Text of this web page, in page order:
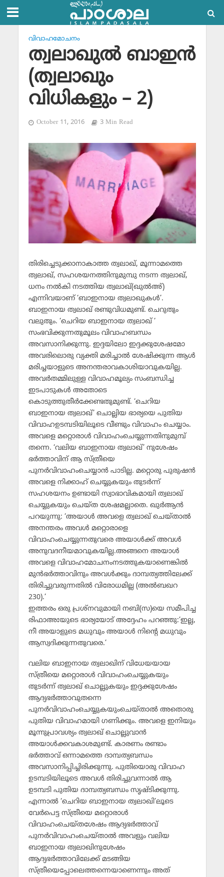
വിവാഹമോചനം
ത്വലാഖുല്‍ ബാഇന്‍
(ത്വലാഖും
വിധികളും – 2)
October 11, 2016 3 Min Read
തിരിച്ചെടുക്കാനാകാത്ത ത്വലാഖ്, മൂന്നാമത്തെ
ത്വലാഖ്, സഹശയനത്തിനുമുമ്പു നടന്ന ത്വലാഖ്,
ധനം നല്‍കി നടത്തിയ ത്വലാഖ്(ഖുല്‍അ്)
എന്നിവയാണ് ‘ബാഇനായ ത്വലാഖുകള്‍’.
ബാഇനായ ത്വലാഖ് രണ്ടുവിധമുണ്ട്. ചെറുതും
വലുതും. ‘ചെറിയ ബാഇനായ ത്വലാഖ് ‘
സംഭവിക്കുന്നതുമൂലം വിവാഹബന്ധം
അവസാനിക്കുന്നു. ഇദ്ദയിലോ ഇദ്ദക്കുശേഷമോ
അവരിലൊരു വ്യക്തി മരിച്ചാല്‍ ശേഷിക്കുന്ന ആള്‍
മരിച്ചയാളുടെ അനന്തരാവകാശിയാവുകയില്ല.
അവര്‍തമ്മിലുള്ള വിവാഹമൂല്യം സംബന്ധിച്ച
ഇടപാടുകള്‍ അതോടെ
കൊടുത്തുതീര്‍ക്കേണ്ടതുമുണ്ട്. ‘ചെറിയ
ബാഇനായ ത്വലാഖ്’ ചൊല്ലിയ ഭാര്യയെ പുതിയ
വിവാഹഉടമ്പടിയിലൂടെ വീണ്ടും വിവാഹം ചെയ്യാം.
അവളെ മറ്റൊരാള്‍ വിവാഹംചെയ്യുന്നതിനുമുമ്പ്
തന്നെ. ‘വലിയ ബാഇനായ ത്വലാഖ്’ നുശേഷം
ഭര്‍ത്താവിന് ആ സ്ത്രീയെ
പുനര്‍വിവാഹംചെയ്യാന്‍ പാടില്ല. മറ്റൊരു പുരുഷന്‍
അവളെ നിക്കാഹ് ചെയ്യുകയും തുടര്‍ന്ന്
സഹശയനം ഉണ്ടായി സ്വാഭാവികമായി ത്വലാഖ്
ചെയ്യുകയും ചെയ്ത ശേഷമല്ലാതെ. ഖുര്‍ആന്‍
പറയുന്നു: ‘അയാള്‍ അവളെ ത്വലാഖ് ചെയ്താല്‍
അനന്തരം അവള്‍ മറ്റൊരാളെ
വിവാഹംചെയ്യുന്നതുവരെ അയാള്‍ക്ക് അവള്‍
അനുവദനീയമാവുകയില്ല.അങ്ങനെ അയാള്‍
അവളെ വിവാഹമോചനംനടത്തുകയാണെങ്കില്‍
മുന്‍ഭര്‍ത്താവിനും അവള്‍ക്കും ദാമ്പത്യത്തിലേക്ക്
തിരിച്ചുവരുന്നതില്‍ വിരോധമില്ല (അല്‍ബഖറ
230).’
ഇത്തരം ഒരു പ്രശ്‌നവുമായി നബി(സ)യെ സമീപിച്ച
രിഫാഅഃയുടെ ഭാര്യയോട് അദ്ദേഹം പറഞ്ഞു:’ഇല്ല,
നീ അയാളുടെ മധുവും അയാള്‍ നിന്റെ മധുവും
ആസ്വദിക്കുന്നതുവരെ.’
വലിയ ബാഇനായ ത്വലാഖിന് വിധേയയായ
സ്ത്രീയെ മറ്റൊരാള്‍ വിവാഹംചെയ്യുകയും
തുടര്‍ന്ന് ത്വലാഖ് ചൊല്ലുകയും ഇദ്ദക്കുശേഷം
ആദ്യഭര്‍ത്താവുതന്നെ
പുനര്‍വിവാഹംചെയ്യുകയുംചെയ്താല്‍ അതൊരു
പുതിയ വിവാഹമായി ഗണിക്കും. അവളെ ഇനിയും
മൂന്നുപ്രാവശ്യം ത്വലാഖ് ചൊല്ലുവാന്‍
അയാള്‍ക്കവകാശമുണ്ട്. കാരണം രണ്ടാം
ഭര്‍ത്താവ് ഒന്നാമത്തെ ദാമ്പത്യബന്ധം
അവസാനിപ്പിച്ചിരിക്കുന്നു. പുതിയൊരു വിവാഹ
ഉടമ്പടിയിലൂടെ അവള്‍ തിരിച്ചുവന്നാല്‍ ആ
ഉടമ്പടി പുതിയ ദാമ്പത്യബന്ധം സൃഷ്ടിക്കുന്നു.
എന്നാല്‍ ‘ചെറിയ ബാഇനായ ത്വലാഖി’ലൂടെ
വേര്‍പെട്ട സ്ത്രീയെ മറ്റൊരാള്‍
വിവാഹംചെയ്തശേഷം ആദ്യഭര്‍ത്താവ്
പുനര്‍വിവാഹംചെയ്താല്‍ അവളും വലിയ
ബാഇനായ ത്വലാഖിനുശേഷം
ആദ്യഭര്‍ത്താവിലേക്ക് മടങ്ങിയ
സ്ത്രീയെപ്പോലെത്തന്നെയാണെന്നും അത്